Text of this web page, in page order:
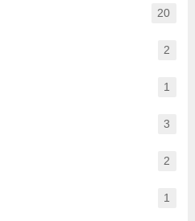
20
2
1
3
2
1